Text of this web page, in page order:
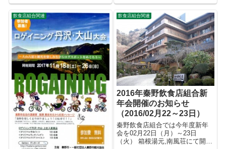
ルをご覧になって下さい。 皆様
お忙しい中ではあると思います
が， 万障お繰り合わせの上ご出
席下さいますようご案内申...
焼きそば、ポテト、フランク、
そば、ドリンク等を販売しまし
た。 特に名産、はだの落花生コ
ロッケには長い行列が出...
飲食店組合関連 飲食店組合関連
2016年秦野飲食店組合新
年会開催のお知らせ
（2016/02月22～23日）
秦野飲食店組合では今年度新年
会を02月22日（月）～23日
（火） 箱根湯元,南風荘にて開催